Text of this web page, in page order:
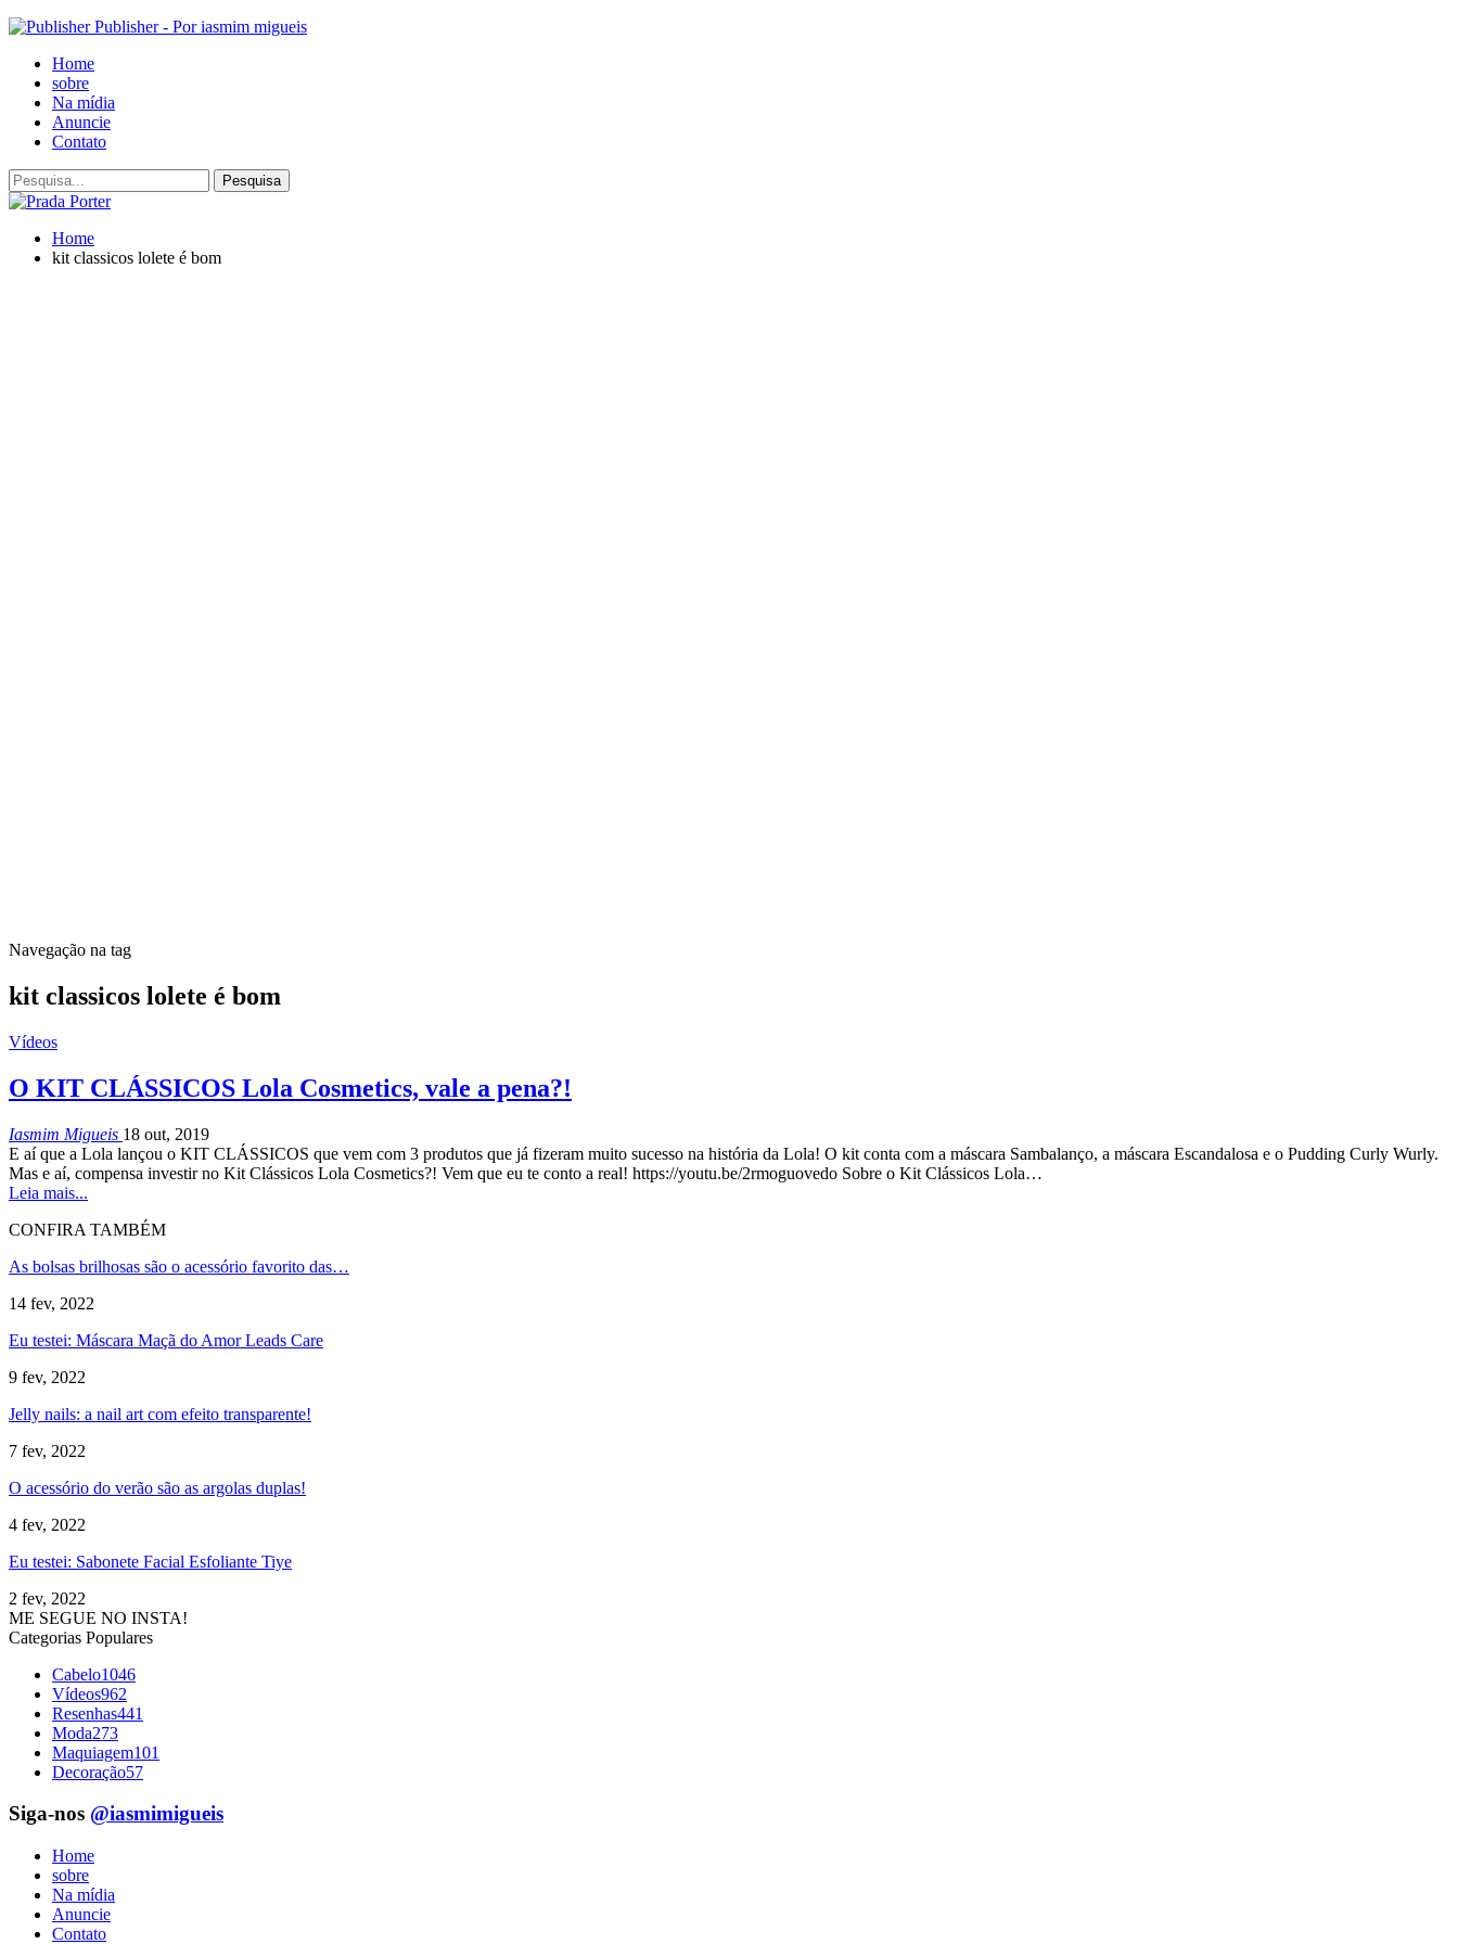
Publisher - Por iasmim migueis
Home
sobre
Na mídia
Anuncie
Contato
Home
kit classicos lolete é bom
Navegação na tag
kit classicos lolete é bom
Vídeos
O KIT CLÁSSICOS Lola Cosmetics, vale a pena?!
Iasmim Migueis 18 out, 2019
E aí que a Lola lançou o KIT CLÁSSICOS que vem com 3 produtos que já fizeram muito sucesso na história da Lola! O kit conta com a máscara Sambalanço, a máscara Escandalosa e o Pudding Curly Wurly.
Mas e aí, compensa investir no Kit Clássicos Lola Cosmetics?! Vem que eu te conto a real! https://youtu.be/2rmoguovedo Sobre o Kit Clássicos Lola…
Leia mais...
CONFIRA TAMBÉM
As bolsas brilhosas são o acessório favorito das…
14 fev, 2022
Eu testei: Máscara Maçã do Amor Leads Care
9 fev, 2022
Jelly nails: a nail art com efeito transparente!
7 fev, 2022
O acessório do verão são as argolas duplas!
4 fev, 2022
Eu testei: Sabonete Facial Esfoliante Tiye
2 fev, 2022
ME SEGUE NO INSTA!
Categorias Populares
Cabelo1046
Vídeos962
Resenhas441
Moda273
Maquiagem101
Decoração57
Siga-nos @iasmimigueis
Home
sobre
Na mídia
Anuncie
Contato